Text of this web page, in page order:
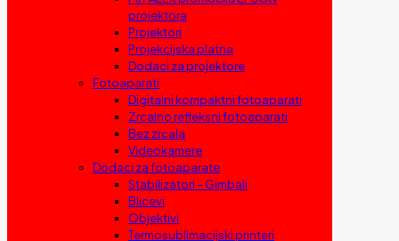
projektora
Projektori
Projekcijska platna
Dodaci za projektore
Fotoaparati
Digitalni kompaktni fotoaparati
Zrcalno refleksni fotoaparati
Bez zrcala
Videokamere
Dodaci za fotoaparate
Stabilizatori – Gimbali
Blicevi
Objektivi
Termosublimacijski printeri